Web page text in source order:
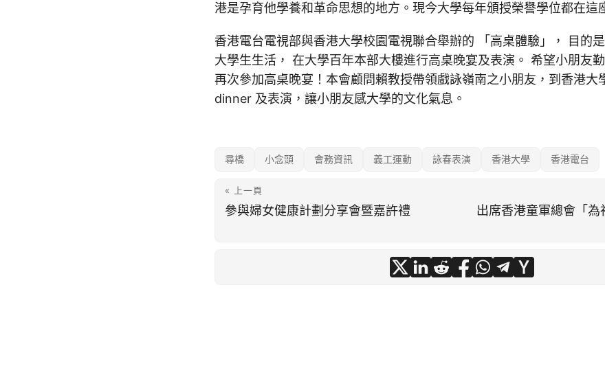
港是孕育他學養和革命思想的地方。現今大學每年頒授榮譽學位都在這
香港電台電視部與香港大學校園電視聯合舉辦的 「高桌體驗」， 目的
大學生生活， 在大學百年本部大樓進行高桌晚宴及表演。 希望小朋友
再次參加高桌晚宴！本會顧問賴教授帶領戲詠嶺南之小朋友，到香港
dinner 及表演，讓小朋友感大學的文化氣息。
尋橋 小念頭 會務資訊 義工運動 詠春表演 香港大學 香港電台
« 上一頁
參與婦女健康計劃分享會暨嘉許禮
出席香港童軍總會「為